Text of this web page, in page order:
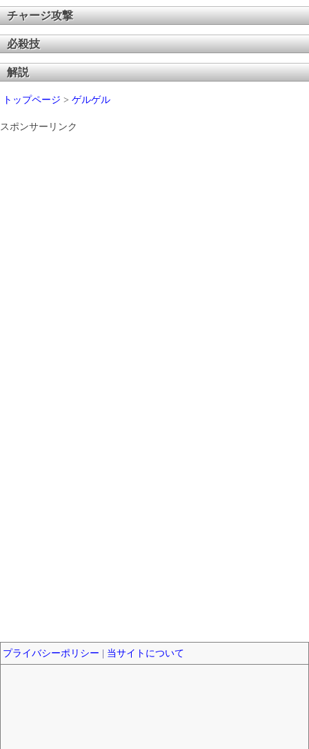
チャージ攻撃
必殺技
解説
トップページ > ゲルゲル
スポンサーリンク
プライバシーポリシー 当サイトについて